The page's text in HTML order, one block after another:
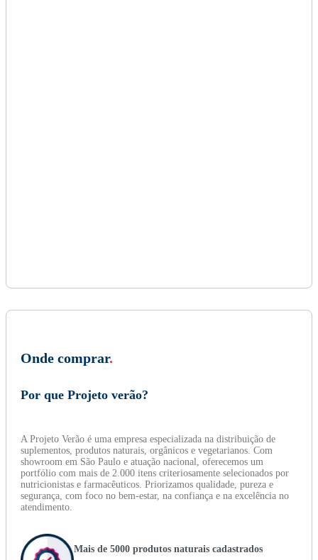
Onde comprar.
Por que Projeto verão?
A Projeto Verão é uma empresa especializada na distribuição de
suplementos, produtos naturais, orgânicos e vegetarianos. Com
showroom em São Paulo e atuação nacional, oferecemos um
portfólio com mais de 2.000 itens criteriosamente selecionados por
nutricionistas e farmacêuticos. Priorizamos qualidade, pureza e
segurança, com foco no bem-estar, na confiança e na excelência no
atendimento.
Mais de 5000 produtos naturais cadastrados